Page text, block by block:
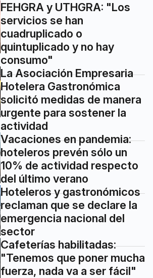
FEHGRA y UTHGRA: "Los
servicios se han
cuadruplicado o
quintuplicado y no hay
consumo"
La Asociación Empresaria
Hotelera Gastronómica
solicitó medidas de manera
urgente para sostener la
actividad
Vacaciones en pandemia:
hoteleros prevén sólo un
10% de actividad respecto
del último verano
Hoteleros y gastronómicos
reclaman que se declare la
emergencia nacional del
sector
Cafeterías habilitadas:
"Tenemos que poner mucha
fuerza, nada va a ser fácil"